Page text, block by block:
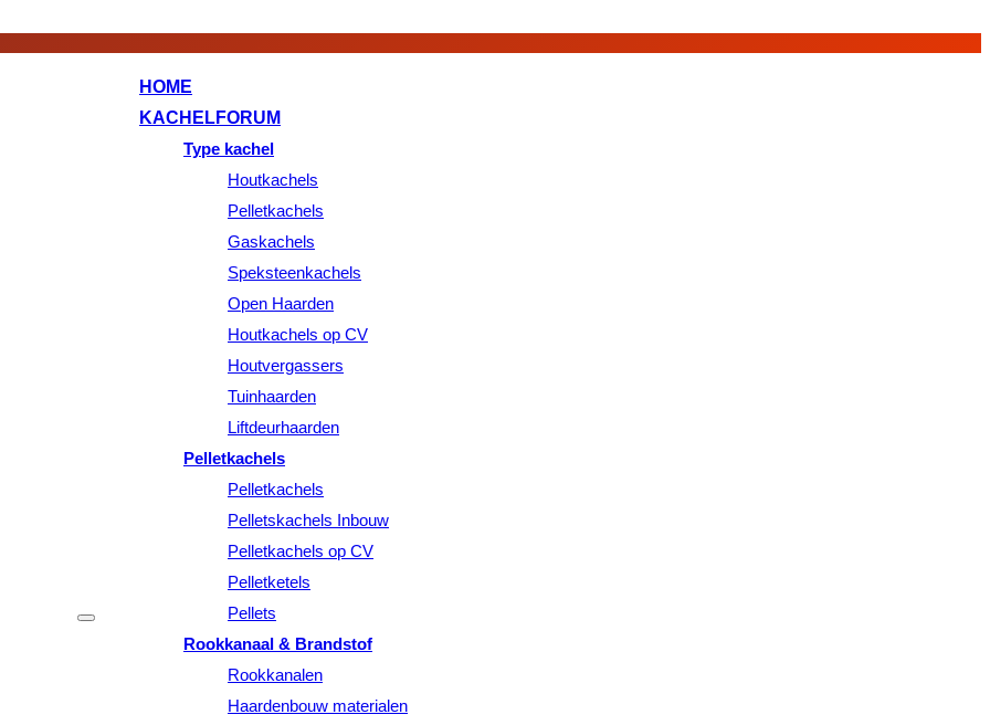
HOME
KACHELFORUM
Type kachel
Houtkachels
Pelletkachels
Gaskachels
Speksteenkachels
Open Haarden
Houtkachels op CV
Houtvergassers
Tuinhaarden
Liftdeurhaarden
Pelletkachels
Pelletkachels
Pelletskachels Inbouw
Pelletkachels op CV
Pelletketels
Pellets
Rookkanaal & Brandstof
Rookkanalen
Haardenbouw materialen